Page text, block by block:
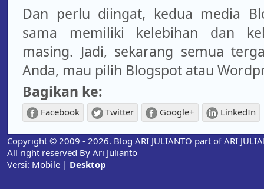
Dan perlu diingat, kedua media
sama memiliki kelebihan dan
masing. Jadi, sekarang semua
Anda, mau pilih Blogspot atau
Bagikan ke:
Facebook Twitter Google+ LinkedIn
Copyright © 2009 - 2026. Blog ARI JULIANTO part of ARI
All right reserved By Ari Julianto
Versi: Mobile | Desktop